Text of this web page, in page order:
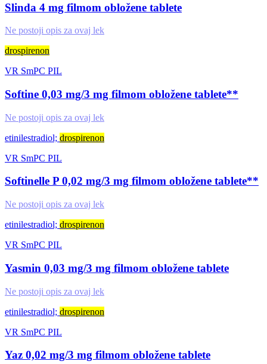
Slinda 4 mg filmom obložene tablete
Ne postoji opis za ovaj lek
drospirenon
VR SmPC PIL
Softine 0,03 mg/3 mg filmom obložene tablete**
Ne postoji opis za ovaj lek
etinilestradiol; drospirenon
VR SmPC PIL
Softinelle P 0,02 mg/3 mg filmom obložene tablete**
Ne postoji opis za ovaj lek
etinilestradiol; drospirenon
VR SmPC PIL
Yasmin 0,03 mg/3 mg filmom obložene tablete
Ne postoji opis za ovaj lek
etinilestradiol; drospirenon
VR SmPC PIL
Yaz 0,02 mg/3 mg filmom obložene tablete